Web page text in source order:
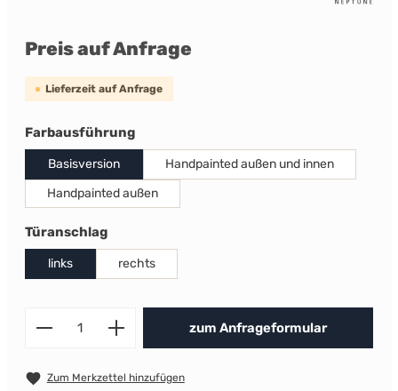
Preis auf Anfrage
Lieferzeit auf Anfrage
Farbausführungauswählen
Basisversion
Handpainted außen und innen
Handpainted außen
Türanschlagauswählen
links rechts
Produkt Anzahl: Gib den
zum Anfrageformular
Zum Merkzettel hinzufügen